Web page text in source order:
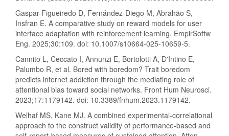
Gaspar-Figueiredo D, Fernández-Diego M, Abrahão S,
Insfran E. A comparative study on reward models for user
interface adaptation with reinforcement learning. EmpirSoftw
Eng. 2025;30:109. doi: 10.1007/s10664-025-10659-5.
Cannito L, Ceccato I, Annunzi E, Bortolotti A, D'Intino E,
Palumbo R, et al. Bored with boredom? Trait boredom
predicts internet addiction through the mediating role of
attentional bias toward social networks. Front Hum Neurosci.
2023;17:1179142. doi: 10.3389/fnhum.2023.1179142.
Welhaf MS, Kane MJ. A combined experimental-correlational
approach to the construct validity of performance-based and